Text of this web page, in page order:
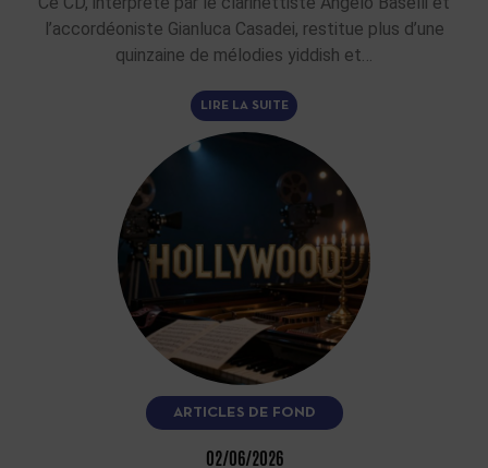
l’accordéoniste Gianluca Casadei, restitue plus d’une
quinzaine de mélodies yiddish et…
LIRE LA SUITE
ARTICLES DE FOND
02/06/2026